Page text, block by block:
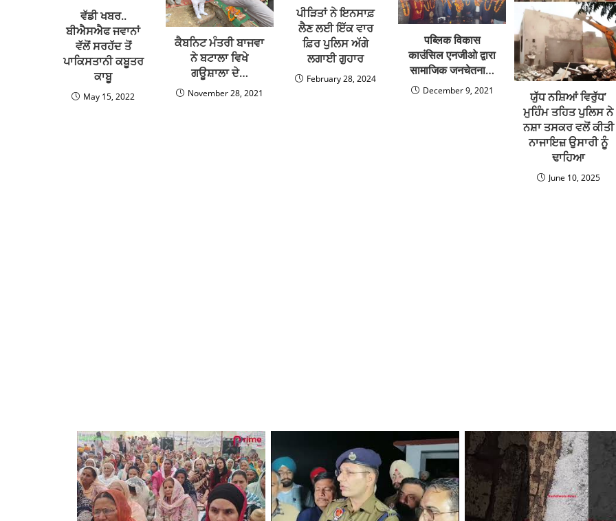
ਵੱਡੀ ਖਬਰ..
ਬੀਐਸਐਫ ਜਵਾਨਾਂ
ਵੱਲੋਂ ਸਰਹੱਦ ਤੋਂ
ਪਾਕਿਸਤਾਨੀ ਕਬੂਤਰ
ਕਾਬੂ
May 15, 2022
ਕੈਬਨਿਟ ਮੰਤਰੀ ਬਾਜਵਾ
ਨੇ ਬਟਾਲਾ ਵਿਖੇ
ਗਊਸ਼ਾਲਾ ਦੇ…
November 28, 2021
ਪੀੜਿਤਾਂ ਨੇ ਇਨਸਾਫ਼
ਲੈਣ ਲਈ ਇੱਕ ਵਾਰ
ਫ਼ਿਰ ਪੁਲਿਸ ਅੱਗੇ
ਲਗਾਈ ਗੁਹਾਰ
February 28, 2024
पब्लिक विकास
काउंसिल एनजीओ द्वारा
सामाजिक जनचेतना…
December 9, 2021
ਯੁੱਧ ਨਸ਼ਿਆਂ ਵਿਰੁੱਧ’
ਮੁਹਿੰਮ ਤਹਿਤ ਪੁਲਿਸ ਨੇ
ਨਸ਼ਾ ਤਸਕਰ ਵਲੋਂ ਕੀਤੀ
ਨਾਜਾਇਜ਼ ਉਸਾਰੀ ਨੂੰ
ਢਾਹਿਆ
June 10, 2025